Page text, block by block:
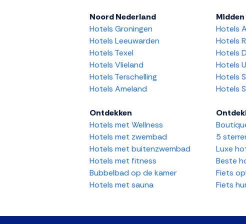
Noord Nederland
Hotels Groningen
Hotels Leeuwarden
Hotels Texel
Hotels Vlieland
Hotels Terschelling
Hotels Ameland
Hotels
Hotels
Hotels
Hotels
Hotels
Hotels
Ontdekken
Hotels met Wellness
Hotels met zwembad
Hotels met buitenzwembad
Hotels met fitness
Bubbelbad op de kamer
Hotels met sauna
5
Luxe
Beste
Fiets
Fiets